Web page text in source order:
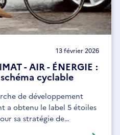
13 février 2026
- AIR - ÉNERGIE :
cyclable
de développement
a obtenu le label 5 étoiles
sa stratégie de